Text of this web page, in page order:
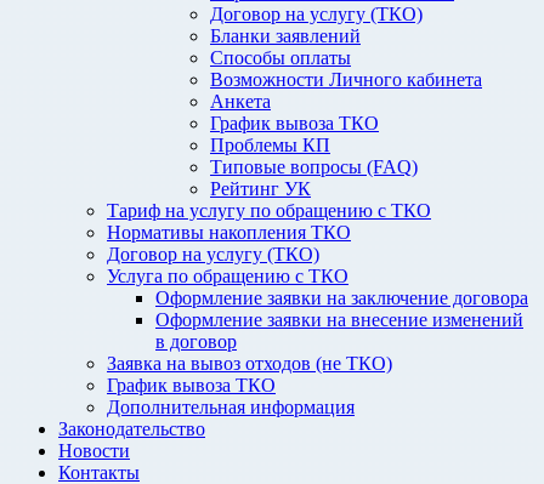
Договор на услугу (ТКО)
Бланки заявлений
Способы оплаты
Возможности Личного кабинета
Анкета
График вывоза ТКО
Проблемы КП
Типовые вопросы (FAQ)
Рейтинг УК
Тариф на услугу по обращению с ТКО
Нормативы накопления ТКО
Договор на услугу (ТКО)
Услуга по обращению с ТКО
Оформление заявки на заключение договора
Оформление заявки на внесение изменений
в договор
Заявка на вывоз отходов (не ТКО)
График вывоза ТКО
Дополнительная информация
Законодательство
Новости
Контакты